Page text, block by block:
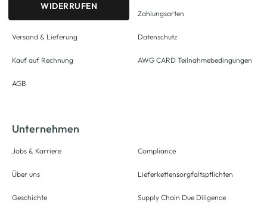
WIDERRUFEN
Versand & Lieferung
Kauf auf Rechnung
AGB
Zahlungsarten
Datenschutz
AWG CARD Teilnahmebedingungen
Unternehmen
Jobs & Karriere
Über uns
Geschichte
Compliance
Lieferkettensorgfaltspflichten
Supply Chain Due Diligence